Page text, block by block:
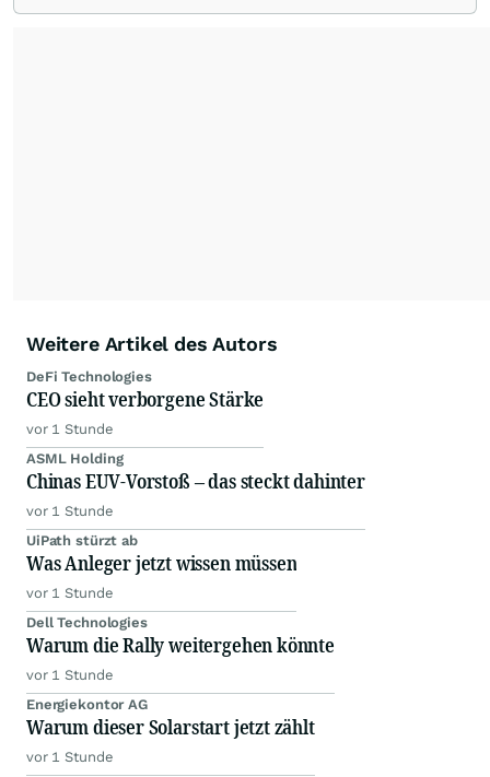
Weitere Artikel des Autors
DeFi Technologies
CEO sieht verborgene Stärke
vor 1 Stunde
ASML Holding
Chinas EUV-Vorstoß – das steckt dahinter
vor 1 Stunde
UiPath stürzt ab
Was Anleger jetzt wissen müssen
vor 1 Stunde
Dell Technologies
Warum die Rally weitergehen könnte
vor 1 Stunde
Energiekontor AG
Warum dieser Solarstart jetzt zählt
vor 1 Stunde